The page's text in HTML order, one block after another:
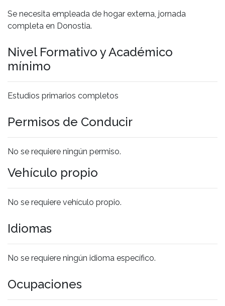
Se necesita empleada de hogar externa, jornada
completa en Donostia.
Nivel Formativo y Académico
mínimo
Estudios primarios completos
Permisos de Conducir
No se requiere ningún permiso.
Vehículo propio
No se requiere vehículo propio.
Idiomas
No se requiere ningún idioma específico.
Ocupaciones